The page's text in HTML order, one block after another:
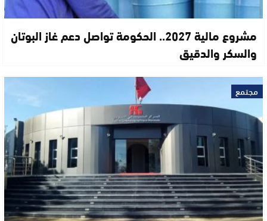
مشروع مالية 2027.. الحكومة تواصل دعم غاز البوتان
والسكر والدقيق
مجتمع